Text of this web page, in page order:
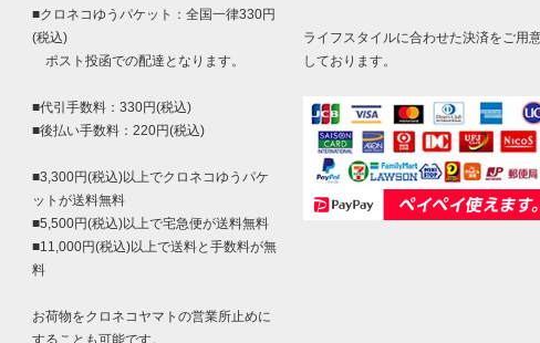
■クロネコゆうパケット：全国一律330円
(税込)
ポスト投函での配達となります。
■代引手数料：330円(税込)
■後払い手数料：220円(税込)
■3,300円(税込)以上でクロネコゆうパケ
ットが送料無料
■5,500円(税込)以上で宅急便が送料無料
■11,000円(税込)以上で送料と手数料が無
料
お荷物をクロネコヤマトの営業所止めに
することも可能です。
ライフスタイルに合わせた決済をご用
しております。